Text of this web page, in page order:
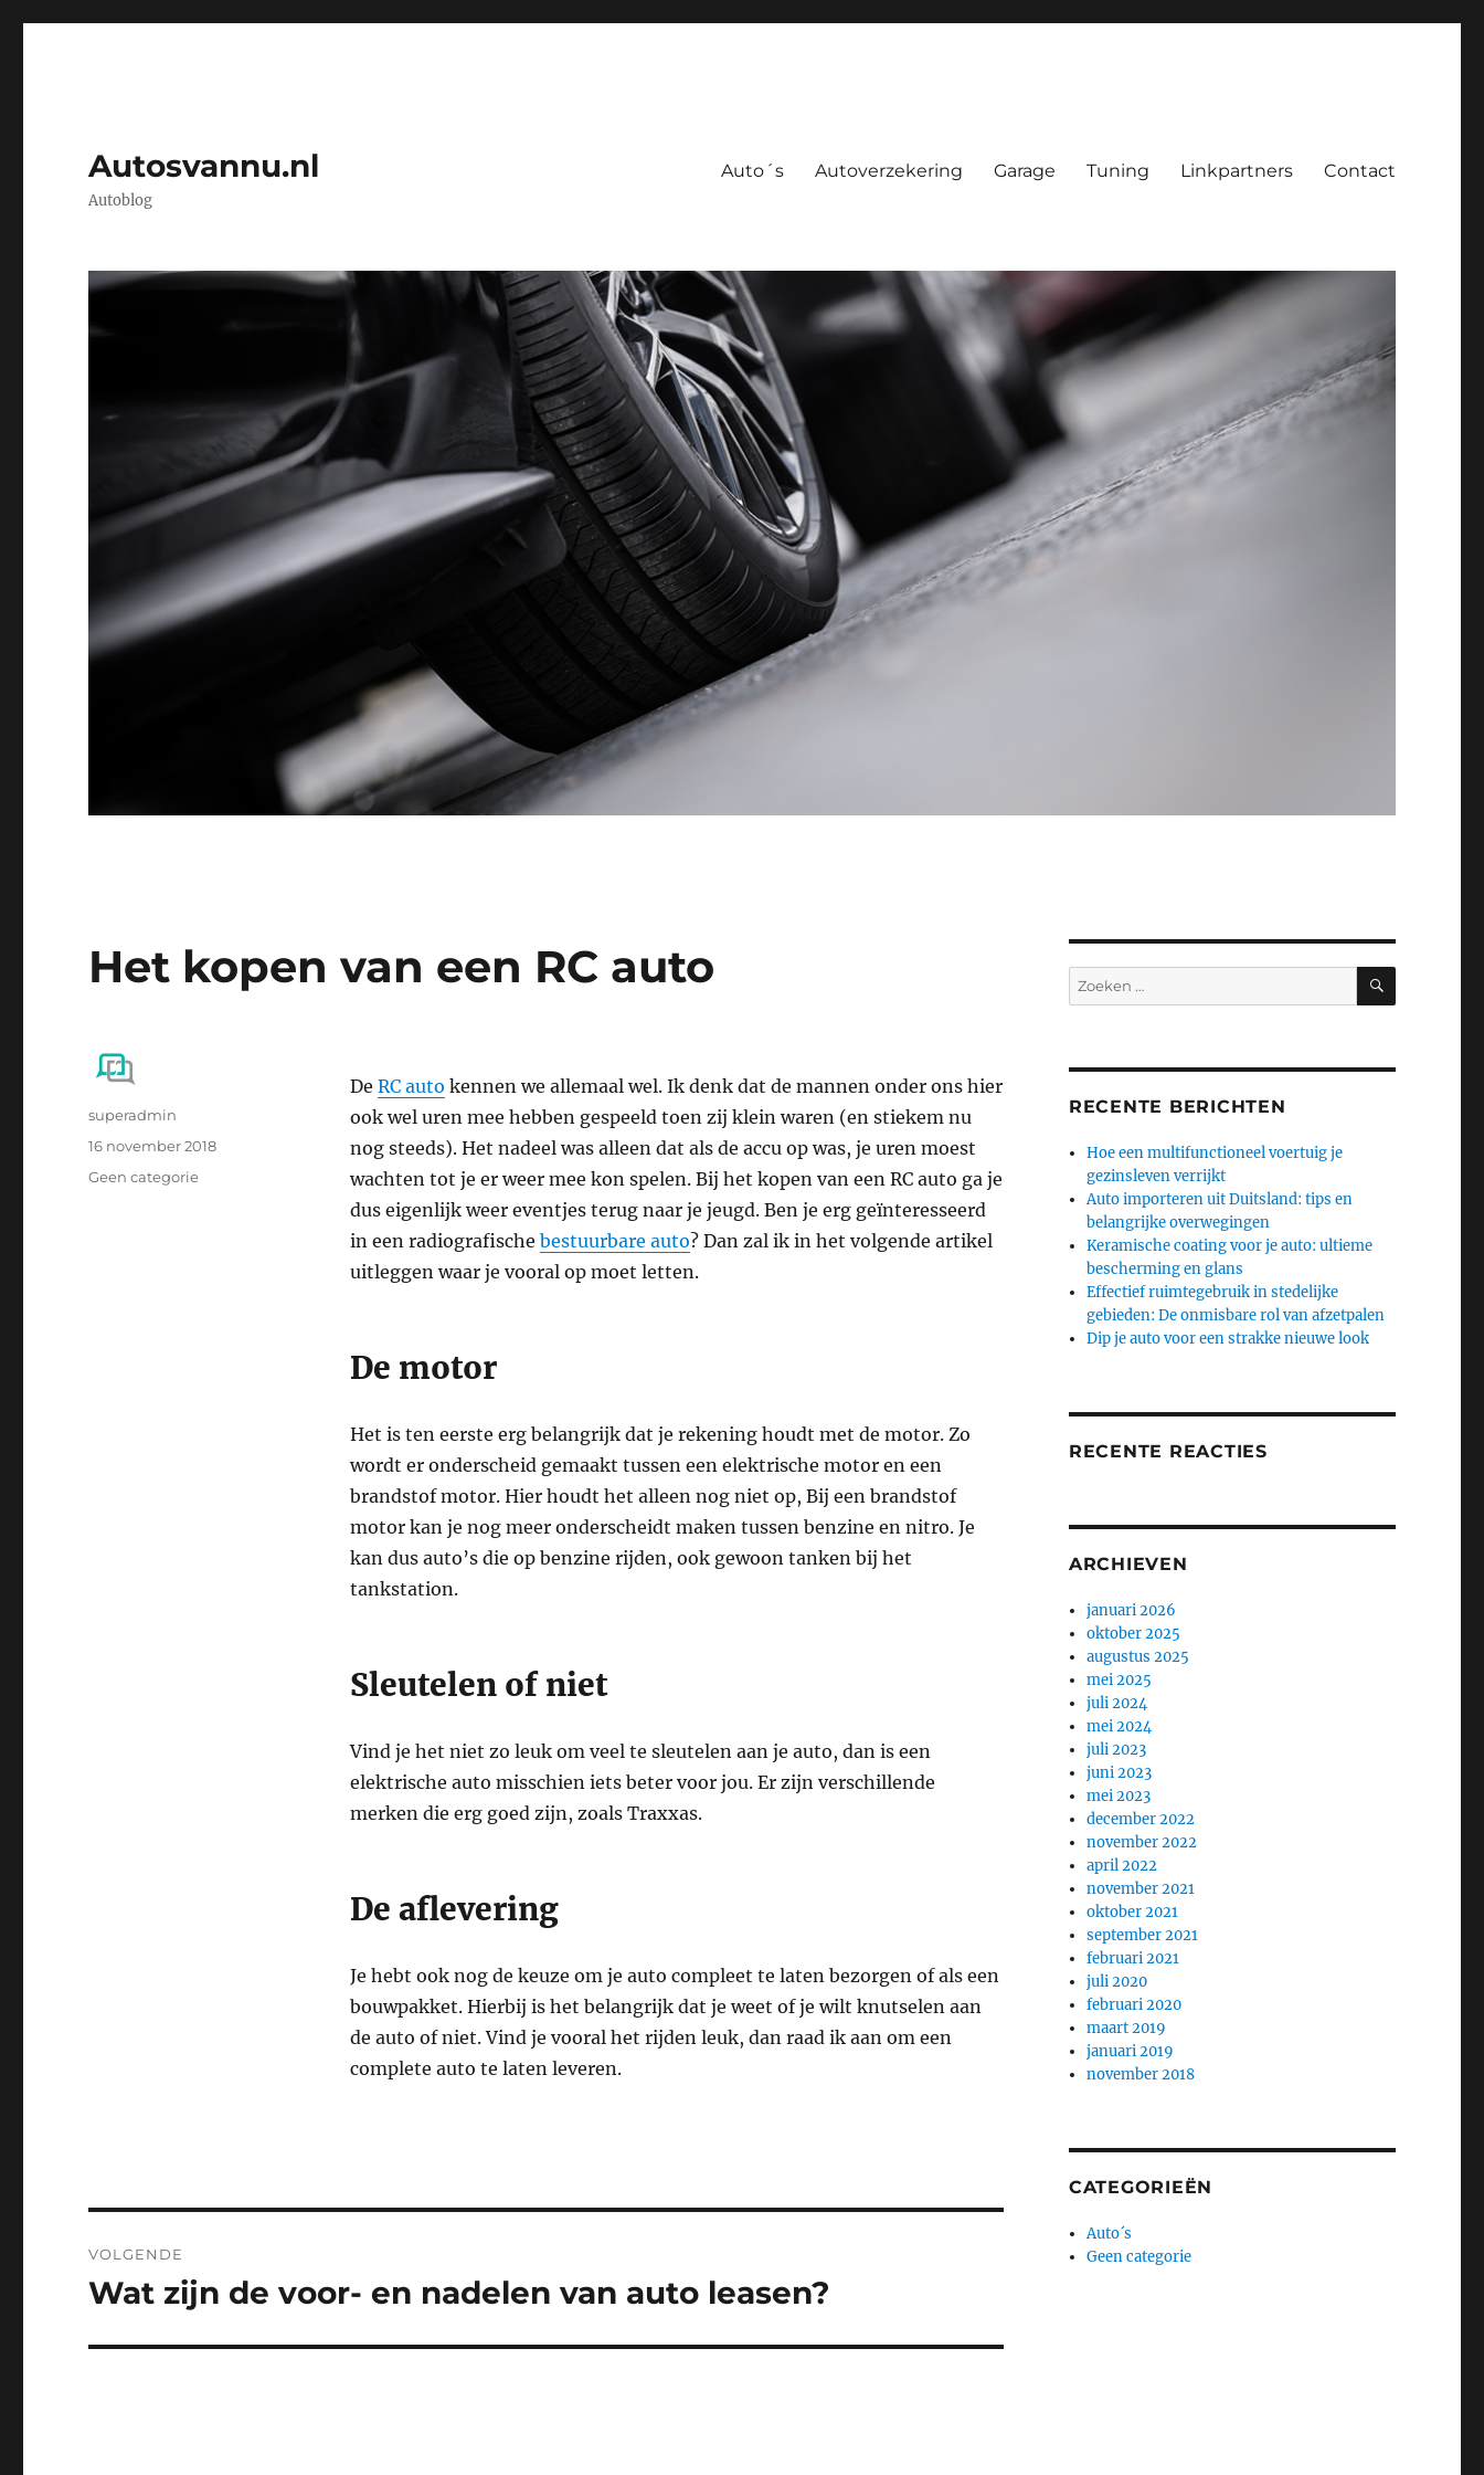
Autosvannu.nl
Autoblog
Auto´s Autoverzekering Garage Tuning Linkpartners Contact
Het kopen van een RC auto
De RC auto kennen we allemaal wel. Ik denk dat de mannen onder ons hier
ook wel uren mee hebben gespeeld toen zij klein waren (en stiekem nu
nog steeds). Het nadeel was alleen dat als de accu op was, je uren moest
wachten tot je er weer mee kon spelen. Bij het kopen van een RC auto ga je
dus eigenlijk weer eventjes terug naar je jeugd. Ben je erg geïnteresseerd
in een radiografische bestuurbare auto? Dan zal ik in het volgende artikel
uitleggen waar je vooral op moet letten.
De motor
Het is ten eerste erg belangrijk dat je rekening houdt met de motor. Zo
wordt er onderscheid gemaakt tussen een elektrische motor en een
brandstof motor. Hier houdt het alleen nog niet op, Bij een brandstof
motor kan je nog meer onderscheidt maken tussen benzine en nitro. Je
kan dus auto’s die op benzine rijden, ook gewoon tanken bij het
tankstation.
Sleutelen of niet
Vind je het niet zo leuk om veel te sleutelen aan je auto, dan is een
elektrische auto misschien iets beter voor jou. Er zijn verschillende
merken die erg goed zijn, zoals Traxxas.
De aflevering
Je hebt ook nog de keuze om je auto compleet te laten bezorgen of als een
bouwpakket. Hierbij is het belangrijk dat je weet of je wilt knutselen aan
de auto of niet. Vind je vooral het rijden leuk, dan raad ik aan om een
complete auto te laten leveren.
Auteur
superadmin
Geplaatst
16 november 2018
Categorieën
Geen categorie
navigatie
VOLGENDE
Volgend
Wat zijn de voor- en nadelen van auto leasen?
Zoeken
naar:
ZOEKEN
RECENTE BERICHTEN
Hoe een multifunctioneel voertuig je
gezinsleven verrijkt
Auto importeren uit Duitsland: tips en
belangrijke overwegingen
Keramische coating voor je auto: ultieme
bescherming en glans
Effectief ruimtegebruik in stedelijke
gebieden: De onmisbare rol van afzetpalen
Dip je auto voor een strakke nieuwe look
RECENTE REACTIES
ARCHIEVEN
januari 2026
oktober 2025
augustus 2025
mei 2025
juli 2024
mei 2024
juli 2023
juni 2023
mei 2023
december 2022
november 2022
april 2022
november 2021
oktober 2021
september 2021
februari 2021
juli 2020
februari 2020
maart 2019
januari 2019
november 2018
CATEGORIEËN
Auto´s
Geen categorie